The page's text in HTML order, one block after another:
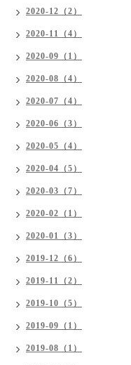
2020-12（2）
2020-11（4）
2020-09（1）
2020-08（4）
2020-07（4）
2020-06（3）
2020-05（4）
2020-04（5）
2020-03（7）
2020-02（1）
2020-01（3）
2019-12（6）
2019-11（2）
2019-10（5）
2019-09（1）
2019-08（1）